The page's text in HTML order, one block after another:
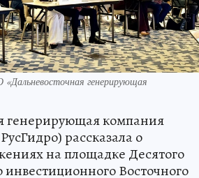
генерирующая
генерирующая компания
рассказала о
на площадке Десятого
Восточного